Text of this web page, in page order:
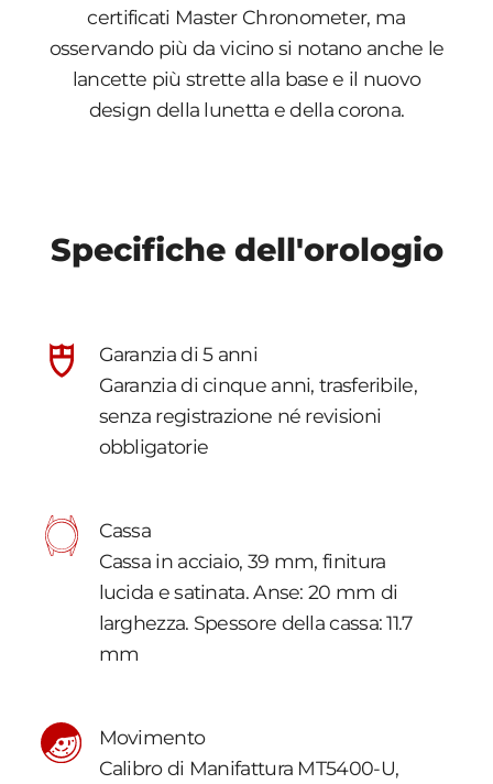
certificati Master Chronometer, ma
osservando più da vicino si notano anche le
lancette più strette alla base e il nuovo
design della lunetta e della corona.
Specifiche dell'orologio
Garanzia di 5 anni
Garanzia di cinque anni, trasferibile,
senza registrazione né revisioni
obbligatorie
Cassa
Cassa in acciaio, 39 mm, finitura
lucida e satinata. Anse: 20 mm di
larghezza. Spessore della cassa: 11.7
mm
Movimento
Calibro di Manifattura MT5400-U,